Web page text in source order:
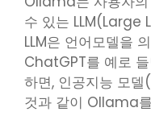
수 있는
LLM은 언어모델을
ChatGPT를 예로
하면, 인공지능 모
것과 같이 Ollama